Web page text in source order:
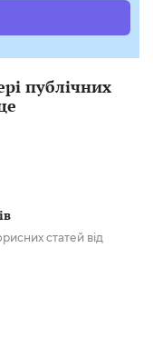
публічних
статей від